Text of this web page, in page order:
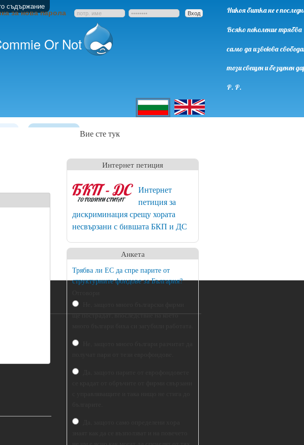
съдържание
Or Not
за нова парола
Български
Никоя битка не е
Всяко поколение трябва
само да извоюва
този свещен и безценен
Р. Р.
Местна власт Вие сте тук
Интернет петиция
Интернет
петиция за
дискриминация срещу хората
несвързани с бившата БКП и ДС
Анкета
Трябва ли ЕС да спре парите от
структурните фондове за България?
ще пострадат, впоследствие на което